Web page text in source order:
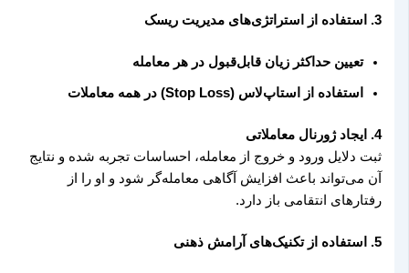
3. استفاده از استراتژی‌های مدیریت ریسک
تعیین حداکثر زیان قابل‌قبول در هر معامله
استفاده از استاپ‌لاس (Stop Loss) در همه معاملات
4. ایجاد ژورنال معاملاتی
ثبت دلایل ورود و خروج از معامله، احساسات تجربه شده و نتایج
آن می‌تواند باعث افزایش آگاهی معامله‌گر شود و او را از
رفتارهای انتقامی باز دارد.
5. استفاده از تکنیک‌های آرامش ذهنی